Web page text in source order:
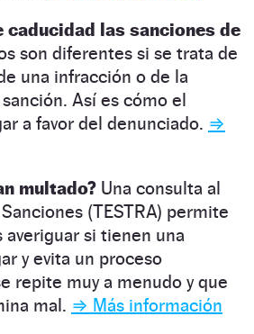
caducidad las sanciones de
son diferentes si se trata de
una infracción o de la
Así es cómo el
a favor del denunciado. ⇒
multado? Una consulta al
(TESTRA) permite
si tienen una
y evita un proceso
repite muy a menudo y que
mal. ⇒ Más información